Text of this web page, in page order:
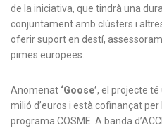
de la iniciativa, que tindrà una
conjuntament amb clústers i
oferir suport en destí,
pimes europees.
Anomenat ‘Goose’, el projecte
milió d’euros i està cofinançat per
programa COSME. A banda